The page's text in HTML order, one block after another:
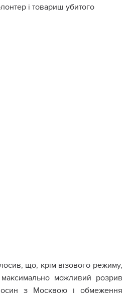
і товариш убитого
що, крім візового режиму,
можливий розрив
з Москвою і обмеження